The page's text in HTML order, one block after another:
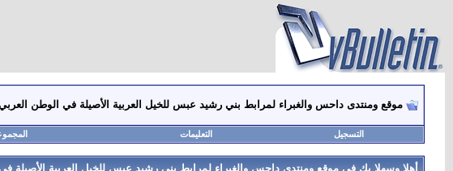
موقع ومنتدى داحس والغبراء لمرابط بني رشيد عبس للخيل العربية الأصيلة في الوطن
التسجيل التعليمات
أهلا وسهلا بك في موقع ومنتدى داحس والغبراء لمرابط بني رشيد عبس للخيل العربية الأصيلة